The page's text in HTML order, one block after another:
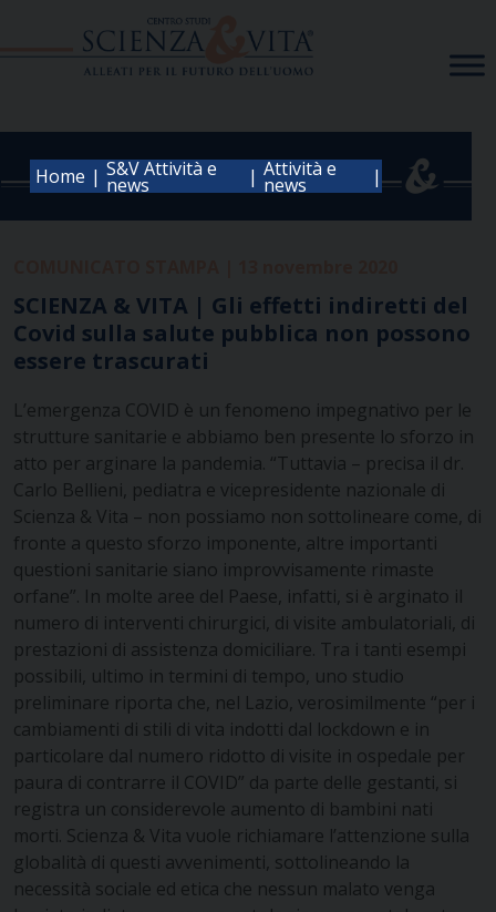
Home | S&V Attività e
news | Attività e
news |
SCIENZA & VITA | Gli effetti indiretti del
Covid sulla salute pubblica non possono
essere trascurati
L’emergenza COVID è un fenomeno impegnativo per le
strutture sanitarie e abbiamo ben presente lo sforzo in
atto per arginare la pandemia. “Tuttavia – precisa il dr.
Carlo Bellieni, pediatra e vicepresidente nazionale di
Scienza & Vita – non possiamo non sottolineare come, di
fronte a questo sforzo imponente, altre importanti
questioni sanitarie siano improvvisamente rimaste
orfane”. In molte aree del Paese, infatti, si è arginato il
numero di interventi chirurgici, di visite ambulatoriali, di
prestazioni di assistenza domiciliare. Tra i tanti esempi
possibili, ultimo in termini di tempo, uno studio
preliminare riporta che, nel Lazio, verosimilmente “per i
cambiamenti di stili di vita indotti dal lockdown e in
particolare dal numero ridotto di visite in ospedale per
paura di contrarre il COVID” da parte delle gestanti, si
registra un considerevole aumento di bambini nati
morti. Scienza & Vita vuole richiamare l’attenzione sulla
globalità di questi avvenimenti, sottolineando la
necessità sociale ed etica che nessun malato venga